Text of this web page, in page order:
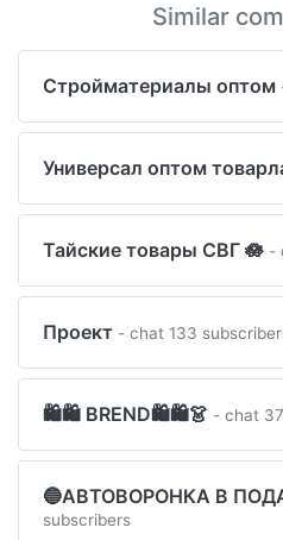
Similar
Стройматериалы оптом
Универсал оптом
Тайские товары СВГ 🪷 -
Проект - chat 133
🛍🛍 BREND🛍🛍👗 - chat
🔵АВТОВОРОНКА В
subscribers